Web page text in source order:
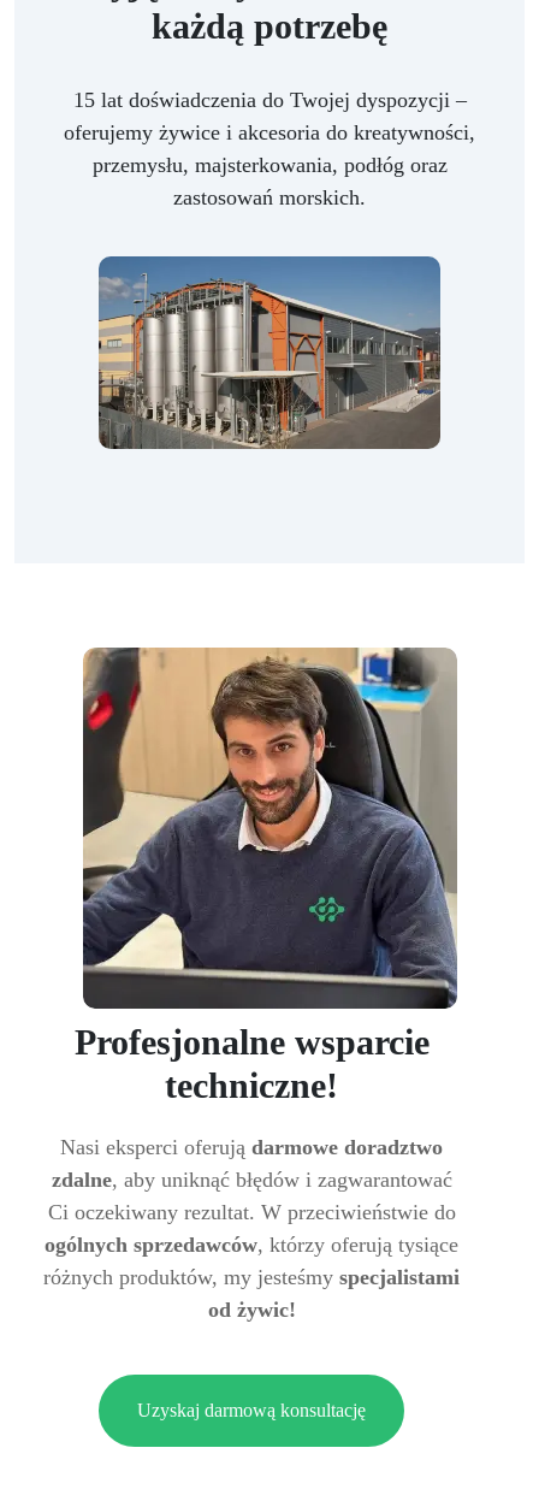
każdą potrzebę
15 lat doświadczenia do Twojej dyspozycji –
oferujemy żywice i akcesoria do kreatywności,
przemysłu, majsterkowania, podłóg oraz
zastosowań morskich.
Profesjonalne wsparcie
techniczne!
Nasi eksperci oferują darmowe doradztwo
zdalne, aby uniknąć błędów i zagwarantować
Ci oczekiwany rezultat. W przeciwieństwie do
ogólnych sprzedawców, którzy oferują tysiące
różnych produktów, my jesteśmy specjalistami
od żywic!
Uzyskaj darmową konsultację